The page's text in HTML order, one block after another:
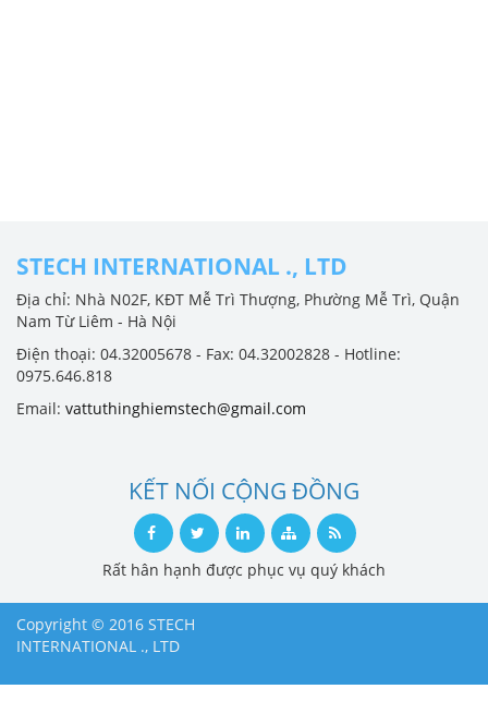
STECH INTERNATIONAL ., LTD
Địa chỉ: Nhà N02F, KĐT Mễ Trì Thượng, Phường Mễ Trì, Quận
Nam Từ Liêm - Hà Nội
Điện thoại: 04.32005678 - Fax: 04.32002828 - Hotline:
0975.646.818
Email: vattuthinghiemstech@gmail.com
KẾT NỐI CỘNG ĐỒNG
Rất hân hạnh được phục vụ quý khách
Copyright © 2016 STECH
INTERNATIONAL ., LTD